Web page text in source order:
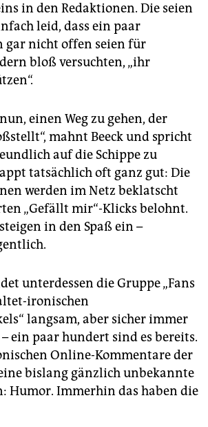
in den Redaktionen. Die seien
leid, dass ein paar
gar nicht offen seien für
bloß versuchten, „ihr
einen Weg zu gehen, der
mahnt Beeck und spricht
auf die Schippe zu
tatsächlich oft ganz gut: Die
werden im Netz beklatscht
„Gefällt mir“-Klicks belohnt.
in den Spaß ein –
unterdessen die Gruppe „Fans
ironischen
langsam, aber sicher immer
ein paar hundert sind es bereits.
Online-Kommentare der
bislang gänzlich unbekannte
Humor. Immerhin das haben die